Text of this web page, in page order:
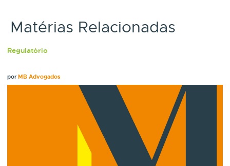
Matérias Relacionadas
Regulatório
porMB Advogados